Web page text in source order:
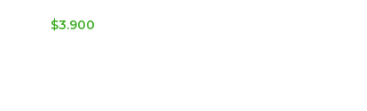
$3.900